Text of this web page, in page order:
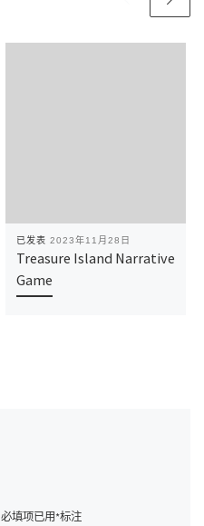
已发表 2023年11月28日
Treasure Island Narrative
Game
必填项已用*标注